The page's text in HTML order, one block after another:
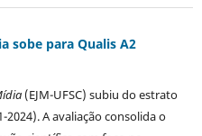
sobe para Qualis A2
(EJM-UFSC) subiu do estrato
2024). A avaliação consolida o